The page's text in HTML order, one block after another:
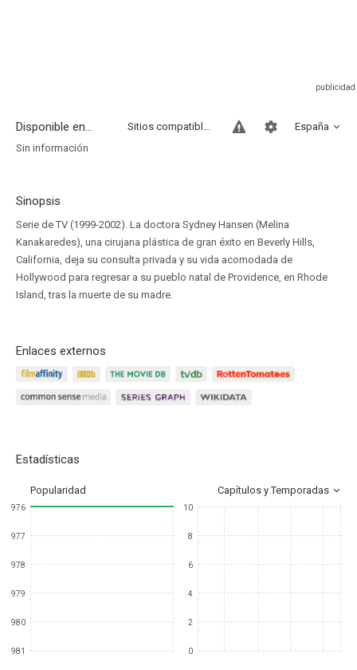
Disponible en... España
Sitios compatibles
Sin información
Sinopsis
Serie de TV (1999-2002). La doctora Sydney Hansen (Melina
Kanakaredes), una cirujana plástica de gran éxito en Beverly Hills,
California, deja su consulta privada y su vida acomodada de
Hollywood para regresar a su pueblo natal de Providence, en Rhode
Island, tras la muerte de su madre.
Enlaces externos
Estadísticas
Popularidad Capítulos y Temporadas
976
977
978
979
980
981
10
8
6
4
2
0